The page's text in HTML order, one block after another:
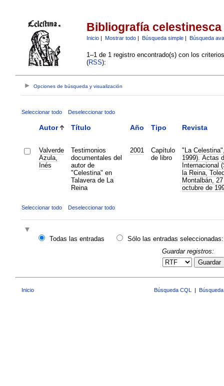
Bibliografía celestinesca
Inicio| Mostrar todo| Búsqueda simple| Búsqueda
1–1 de 1 registro encontrado(s) con los
(RSS):
Opciones de búsqueda y visualización
Seleccionar todo Deseleccionar todo
Autor Título Año Tipo Revista
Valverde
Azula,
Inés
Testimonios
documentales del
autor de
"Celestina" en
Talavera de La
Reina
2001
Capítulo
de libro
"La
1999). Actas
Internacional
la Reina,
Montalbán,
octubre de
Seleccionar todo Deseleccionar todo
Todas las entradas
Sólo las entradas seleccionadas:
Guardar registros:
Guardar
Inicio Búsqueda CQL